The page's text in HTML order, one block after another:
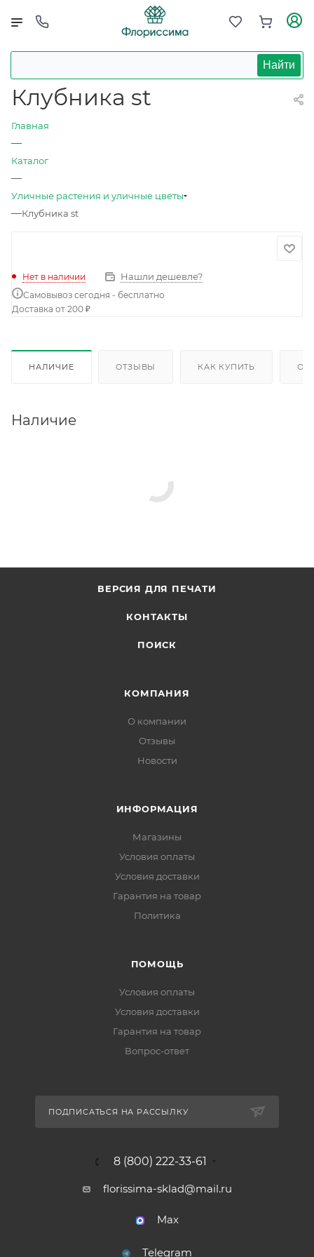
Найти
Клубника st
Главная
—
Каталог
—
Уличные растения и уличные цветы
—Клубника st
Нет в наличии Нашли дешевле?
Самовывоз сегодня - бесплатно
Доставка от 200 ₽
НАЛИЧИЕ ОТЗЫВЫ КАК КУПИТЬ
Наличие
ВЕРСИЯ ДЛЯ ПЕЧАТИ
КОНТАКТЫ
ПОИСК
КОМПАНИЯ
О компании
Отзывы
Новости
ИНФОРМАЦИЯ
Магазины
Условия оплаты
Условия доставки
Гарантия на товар
Политика
ПОМОЩЬ
Условия оплаты
Условия доставки
Гарантия на товар
Вопрос-ответ
ПОДПИСАТЬСЯ НА РАССЫЛКУ
8 (800) 222-33-61
florissima-sklad@mail.ru
Max
Telegram